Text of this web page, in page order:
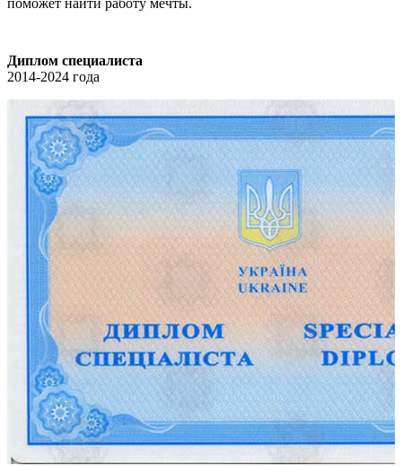
поможет найти работу мечты.
Диплом специалиста
2014-2024 года